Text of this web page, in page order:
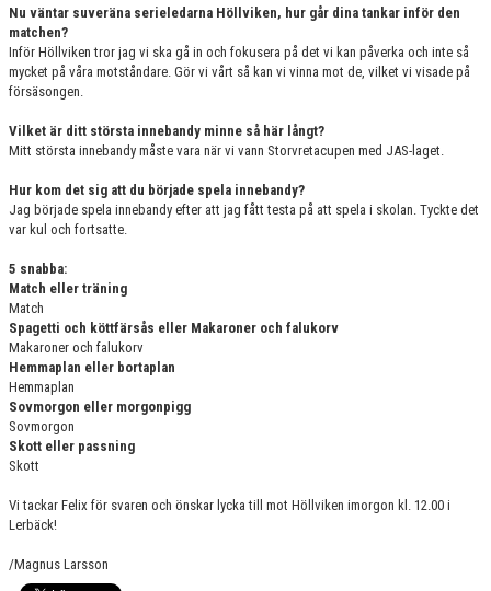
Nu väntar suveräna serieledarna Höllviken, hur går dina tankar inför den
matchen?
Inför Höllviken tror jag vi ska gå in och fokusera på det vi kan påverka och inte så
mycket på våra motståndare. Gör vi vårt så kan vi vinna mot de, vilket vi visade på
försäsongen.
Vilket är ditt största innebandy minne så här långt?
Mitt största innebandy måste vara när vi vann Storvretacupen med JAS-laget.
Hur kom det sig att du började spela innebandy?
Jag började spela innebandy efter att jag fått testa på att spela i skolan. Tyckte det
var kul och fortsatte.
5 snabba:
Match eller träning
Match
Spagetti och köttfärsås eller Makaroner och falukorv
Makaroner och falukorv
Hemmaplan eller bortaplan
Hemmaplan
Sovmorgon eller morgonpigg
Sovmorgon
Skott eller passning
Skott
Vi tackar Felix för svaren och önskar lycka till mot Höllviken imorgon kl. 12.00 i
Lerbäck!
/Magnus Larsson